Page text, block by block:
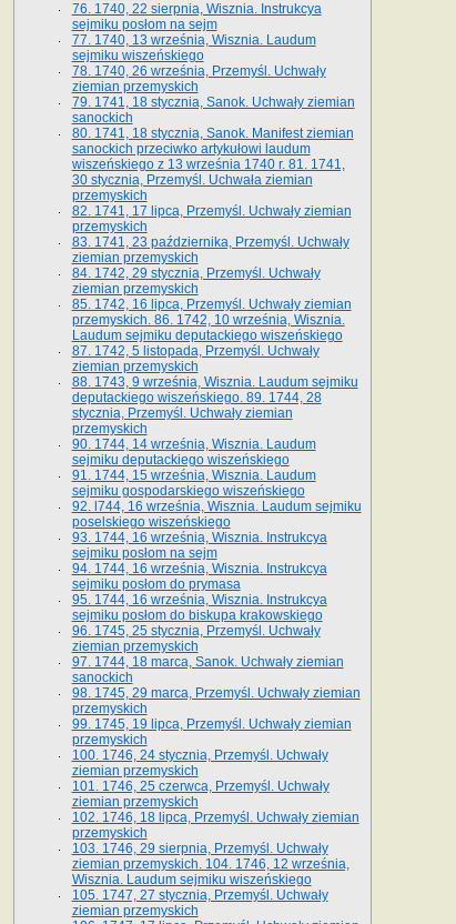
76. 1740, 22 sierpnia, Wisznia. Instrukcya
sejmiku posłom na sejm
77. 1740, 13 września, Wisznia. Laudum
sejmiku wiszeńskiego
78. 1740, 26 września, Przemyśl. Uchwały
ziemian przemyskich
79. 1741, 18 stycznia, Sanok. Uchwały ziemian
sanockich
80. 1741, 18 stycznia, Sanok. Manifest ziemian
sanockich przeciwko artykułowi laudum
wiszeńskiego z 13 wrze­śnia 1740 r. 81. 1741,
30 stycznia, Przemyśl. Uchwała ziemian
przemyskich
82. 1741, 17 lipca, Przemyśl. Uchwały ziemian
przemyskich
83. 1741, 23 października, Przemyśl. Uchwały
ziemian przemyskich
84. 1742, 29 stycznia, Przemyśl. Uchwały
ziemian przemyskich
85. 1742, 16 lipca, Przemyśl. Uchwały ziemian
przemyskich. 86. 1742, 10 września, Wisznia.
Laudum sejmiku deputackiego wiszeńskiego
87. 1742, 5 listopada, Przemyśl. Uchwały
ziemian przemyskich
88. 1743, 9 września, Wisznia. Laudum sejmiku
deputackiego wiszeńskiego. 89. 1744, 28
stycznia, Przemyśl. Uchwały ziemian
przemyskich
90. 1744, 14 września, Wisznia. Laudum
sejmiku deputackiego wiszeńskiego
91. 1744, 15 września, Wisznia. Laudum
sejmiku gospodarskiego wiszeńskiego
92. l744, 16 września, Wisznia. Laudum sejmiku
poselskiego wiszeńskiego
93. 1744, 16 września, Wisznia. Instrukcya
sejmiku posłom na sejm
94. 1744, 16 września, Wisznia. Instrukcya
sejmiku posłom do prymasa
95. 1744, 16 września, Wisznia. Instrukcya
sejmiku posłom do biskupa krakowskiego
96. 1745, 25 stycznia, Przemyśl. Uchwały
ziemian przemyskich
97. 1744, 18 marca, Sanok. Uchwały ziemian
sanockich
98. 1745, 29 marca, Przemyśl. Uchwały ziemian
przemyskich
99. 1745, 19 lipca, Przemyśl. Uchwały ziemian
przemyskich
100. 1746, 24 stycznia, Przemyśl. Uchwały
ziemian przemyskich
101. 1746, 25 czerwca, Przemyśl. Uchwały
ziemian przemyskich
102. 1746, 18 lipca, Przemyśl. Uchwały ziemian
przemyskich
103. 1746, 29 sierpnia, Przemyśl. Uchwały
ziemian przemyskich. 104. 1746, 12 września,
Wisznia. Laudum sejmiku wiszeńskiego
105. 1747, 27 stycznia, Przemyśl. Uchwały
ziemian przemyskich